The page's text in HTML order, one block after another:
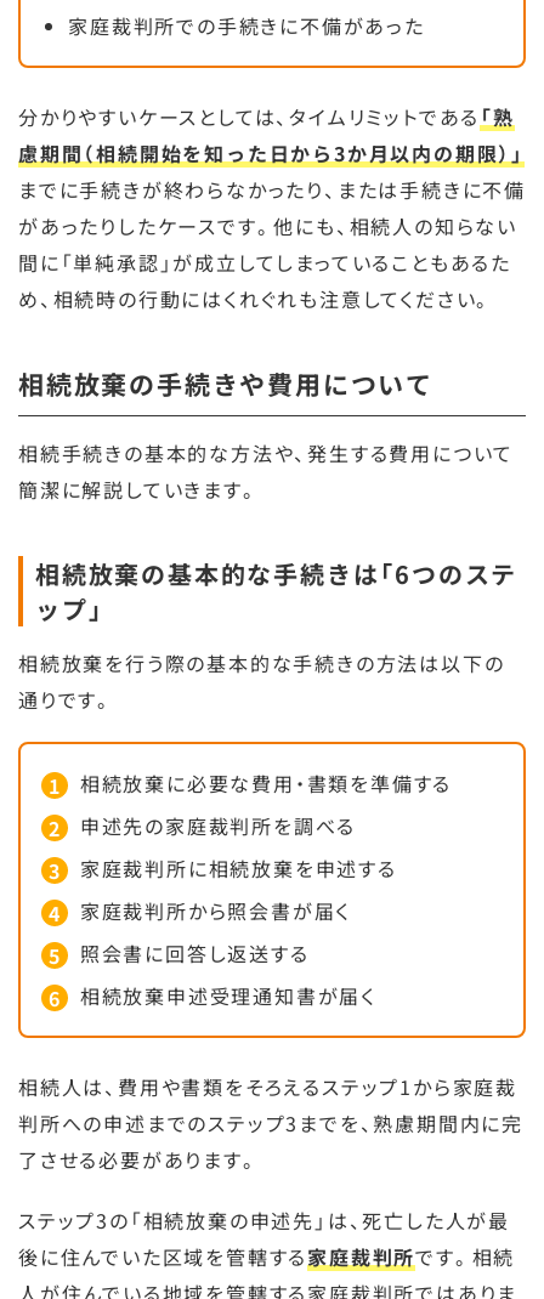
家庭裁判所での手続きに不備があった
分かりやすいケースとしては、タイムリミットである 「熟
慮期間（相続開始を知った日から3か月以内の期限）」
までに手続きが終わらなかったり、または手続きに不備
があったりしたケースです。他にも、相続人の知らない
間に「単純承認」が成立してしまっていることもあるた
め、相続時の行動にはくれぐれも注意してください。
相続放棄の手続きや費用について
相続手続きの基本的な方法や、発生する費用について
簡潔に解説していきます。
相続放棄の基本的な手続きは「6つのステ
ップ」
相続放棄を行う際の基本的な手続きの方法は以下の
通りです。
相続放棄に必要な費用・書類を準備する
申述先の家庭裁判所を調べる
家庭裁判所に相続放棄を申述する
家庭裁判所から照会書が届く
照会書に回答し返送する
相続放棄申述受理通知書が届く
相続人は、費用や書類をそろえるステップ1から家庭裁
判所への申述までのステップ3までを、熟慮期間内に完
了させる必要があります。
ステップ3の「相続放棄の申述先」は、死亡した人が最
後に住んでいた区域を管轄する家庭裁判所です。相続